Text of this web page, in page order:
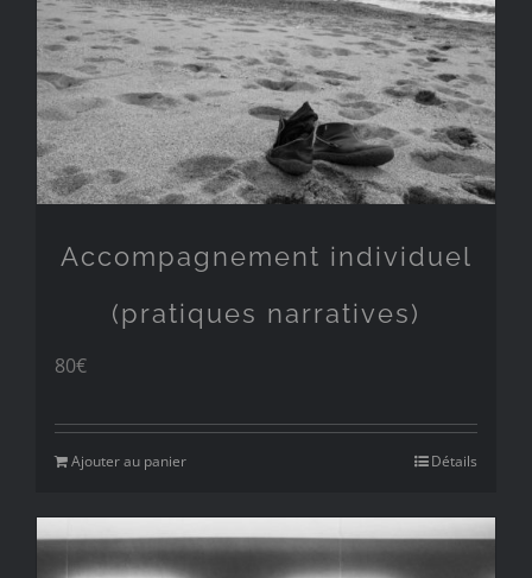
Accompagnement individuel
(pratiques narratives)
80€
Ajouter au panier Détails